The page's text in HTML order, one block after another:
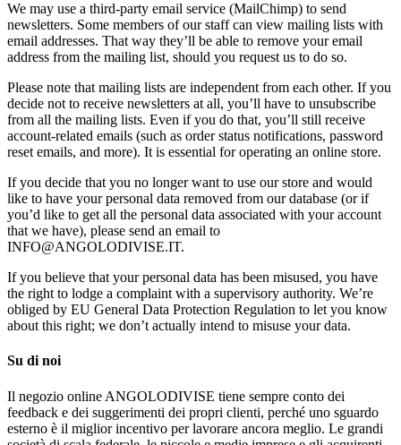
We may use a third-party email service (MailChimp) to send
newsletters. Some members of our staff can view mailing lists with
email addresses. That way they’ll be able to remove your email
address from the mailing list, should you request us to do so.
Please note that mailing lists are independent from each other. If you
decide not to receive newsletters at all, you’ll have to unsubscribe
from all the mailing lists. Even if you do that, you’ll still receive
account-related emails (such as order status notifications, password
reset emails, and more). It is essential for operating an online store.
If you decide that you no longer want to use our store and would
like to have your personal data removed from our database (or if
you’d like to get all the personal data associated with your account
that we have), please send an email to
INFO@ANGOLODIVISE.IT.
If you believe that your personal data has been misused, you have
the right to lodge a complaint with a supervisory authority. We’re
obliged by EU General Data Protection Regulation to let you know
about this right; we don’t actually intend to misuse your data.
Su di noi
Il negozio online ANGOLODIVISE tiene sempre conto dei
feedback e dei suggerimenti dei propri clienti, perché uno sguardo
esterno è il miglior incentivo per lavorare ancora meglio. Le grandi